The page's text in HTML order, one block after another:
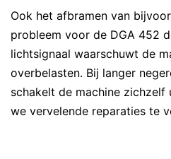
Ook het afbramen van
probleem voor de DGA 452
lichtsignaal waarschuwt de
overbelasten. Bij langer
schakelt de machine zichzelf
we vervelende reparaties te